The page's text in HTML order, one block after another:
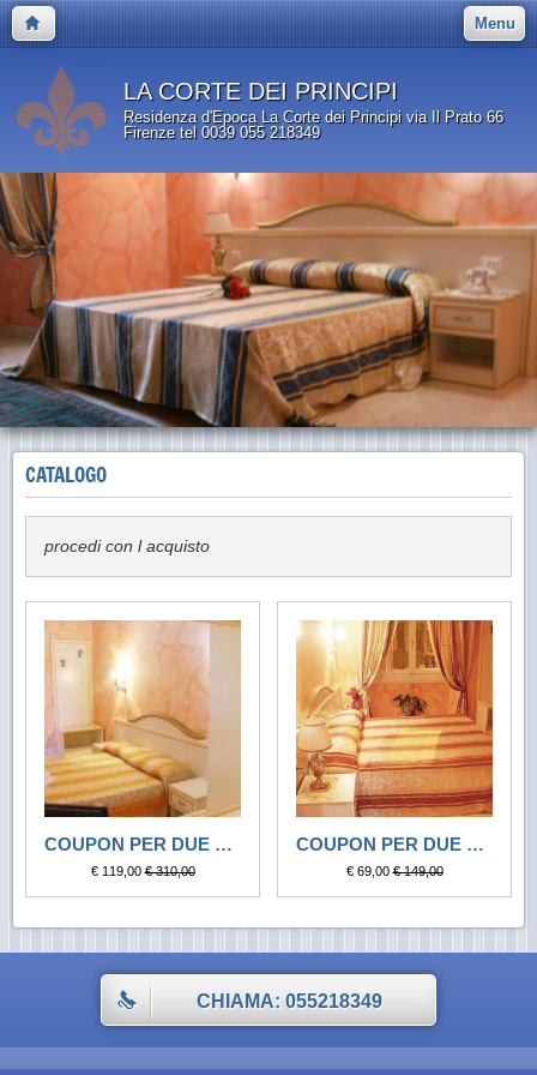
Menu
LA CORTE DEI PRINCIPI
Residenza d'Epoca La Corte dei Principi via Il Prato 66
Firenze tel 0039 055 218349
CATALOGO
procedi con l acquisto
COUPON PER DUE PER DUE NOTTI
€ 119,00 € 310,00
COUPON PER DUE PER 1 NOTTE
€ 69,00 € 149,00
CHIAMA: 055218349